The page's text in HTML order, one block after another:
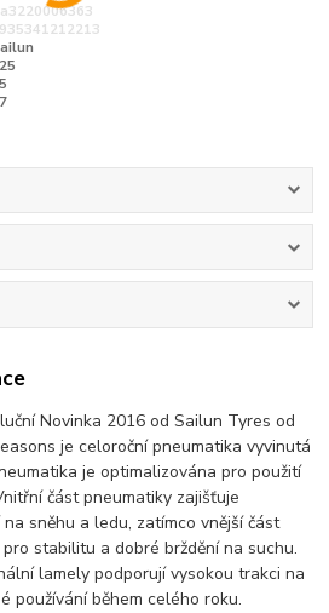
Novinka 2016 od Sailun Tyres od
je celoroční­ pneumatika vyvinutá
je optimalizována pro použití
část pneumatiky zajišťuje
sněhu a ledu, zatímco vnější část
stabilitu a dobré brždění na suchu.
lamely podporují vysokou trakci na
používání během celého roku.